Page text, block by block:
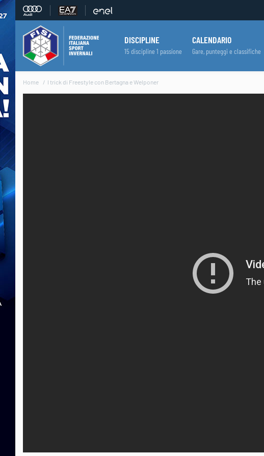
DISCIPLINE
15 discipline 1 passione
CALENDARIO
Gare, punteggi e classifiche
Home I trick di Freestyle con Bertagna e Welponer